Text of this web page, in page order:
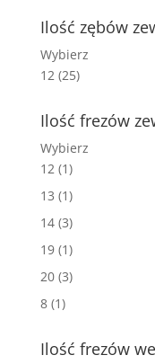
Ilość zębów
Wybierz
12 (25)
Ilość frezów
Wybierz
12 (1)
13 (1)
14 (3)
19 (1)
20 (3)
8 (1)
Ilość frezów